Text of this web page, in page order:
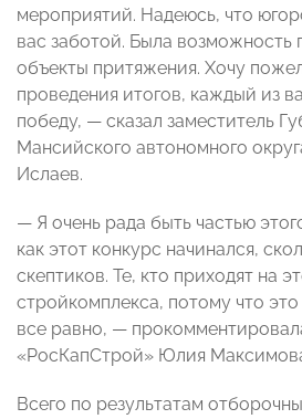
мероприятий. Надеюсь, что
вас заботой. Была возможность
объекты притяжения. Хочу
проведения итогов, каждый из
победу, — сказал заместитель
Мансийского автономного
Ислаев.
— Я очень рада быть частью
как этот конкурс начинался,
скептиков. Те, кто приходят на
стройкомплекса, потому что
все равно, —
«РосКапСтрой» Юлия
Всего по результатам